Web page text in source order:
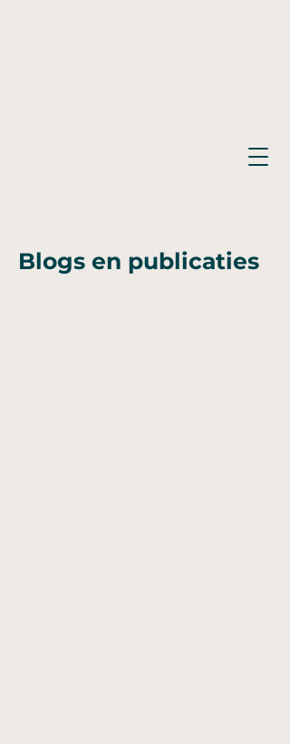
Blogs en publicaties